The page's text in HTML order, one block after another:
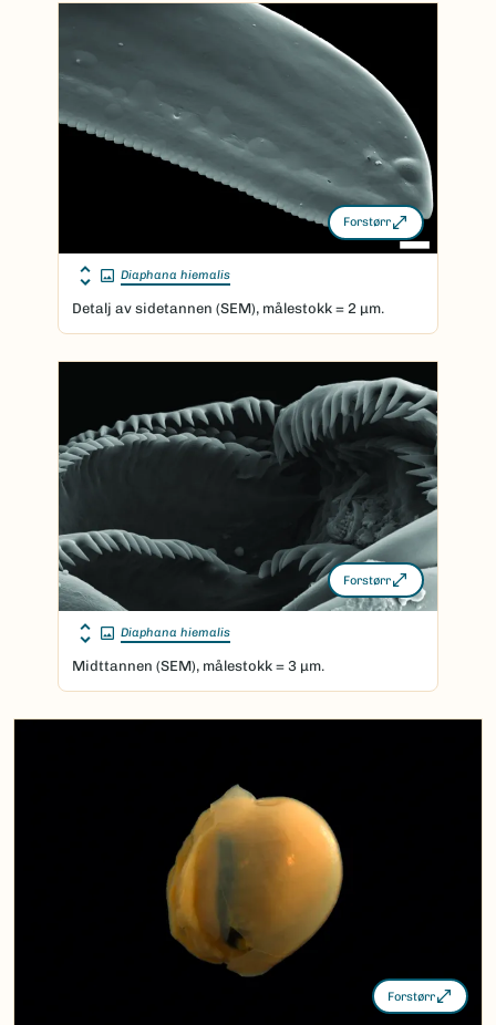
Forstørr
Diaphana hiemalis
Detalj av sidetannen (SEM), målestokk = 2 μm.
Forstørr
Diaphana hiemalis
Midttannen (SEM), målestokk = 3 μm.
Forstørr